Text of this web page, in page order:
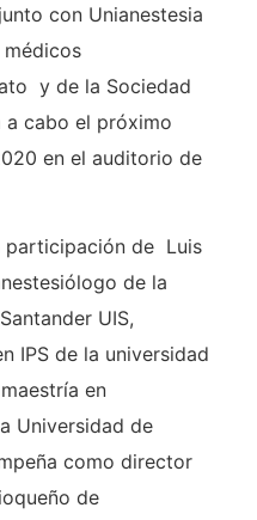
con Unianestesia
y de la Sociedad
a cabo el próximo
en el auditorio de
participación de Luis
de la
UIS,
IPS de la universidad
en
Universidad de
como director
de